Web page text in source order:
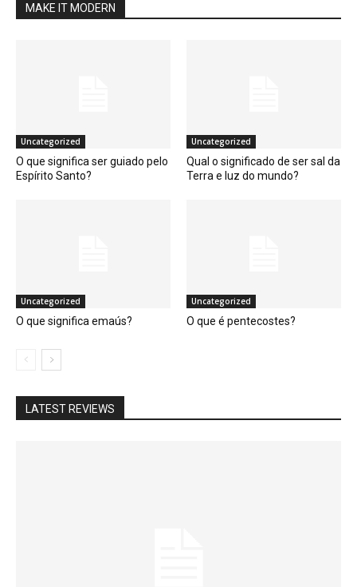
MAKE IT MODERN
Uncategorized
O que significa ser guiado pelo
Espírito Santo?
Uncategorized
Qual o significado de ser sal da
Terra e luz do mundo?
Uncategorized
O que significa emaús?
Uncategorized
O que é pentecostes?
LATEST REVIEWS